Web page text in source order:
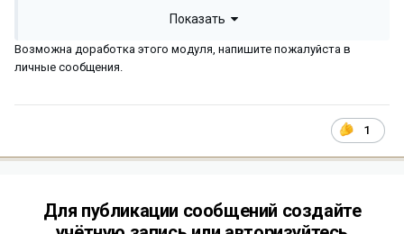
комментарий @AndreyJ с примерамиhttps://forum.cs-
cart.ru/t/piktogrammy-kartinki-v-opisanii-tovara-po-znacheniyu-
Показать
Возможна доработка этого модуля, напишите пожалуйста в
личные сообщения.
1
Для публикации сообщений создайте